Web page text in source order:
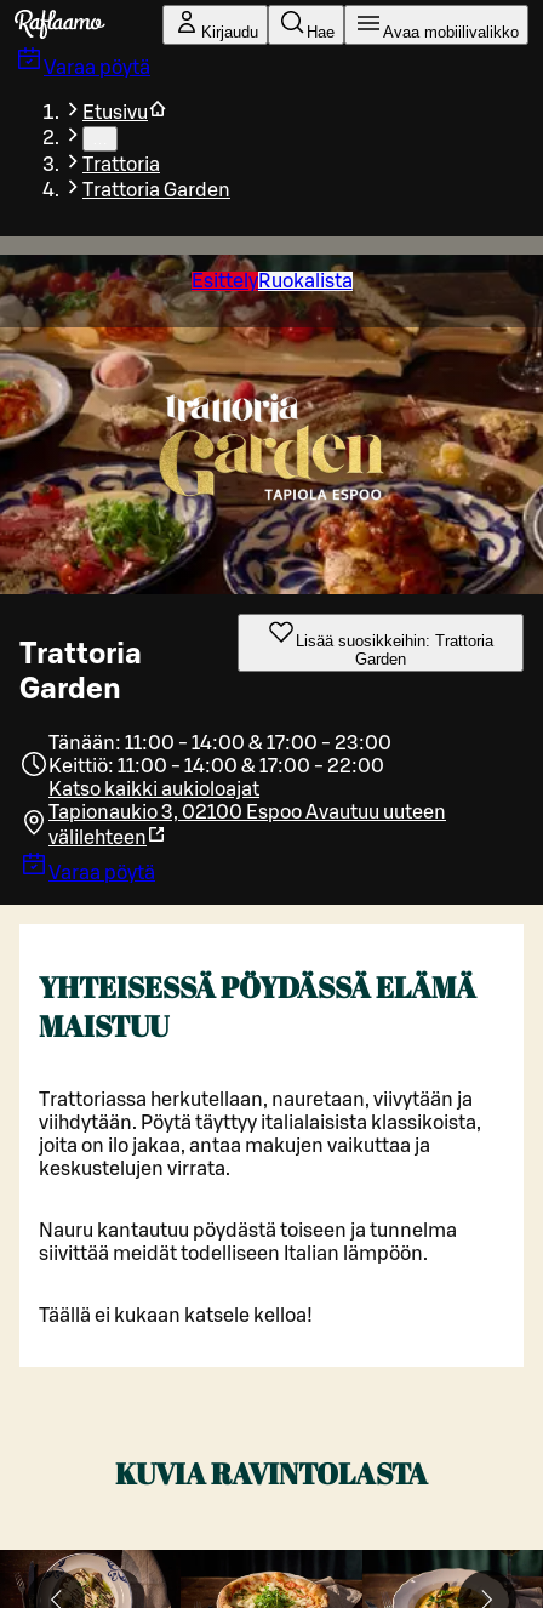
Siirry pääsisältöön
Kirjaudu Hae Avaa mobiilivalikko
Varaa pöytä
Etusivu
Trattoria
Trattoria Garden
EsittelyRuokalista
Trattoria
Garden
Lisää suosikkeihin: Trattoria
Garden
Tänään: 11:00 - 14:00 & 17:00 - 23:00
Keittiö: 11:00 - 14:00 & 17:00 - 22:00
Katso kaikki aukioloajat
Tapionaukio 3, 02100 EspooAvautuu uuteen
välilehteen
Varaa pöytä
YHTEISESSÄ PÖYDÄSSÄ ELÄMÄ
MAISTUU
Trattoriassa herkutellaan, nauretaan, viivytään ja
viihdytään. Pöytä täyttyy italialaisista klassikoista,
joita on ilo jakaa, antaa makujen vaikuttaa ja
keskustelujen virrata.
Nauru kantautuu pöydästä toiseen ja tunnelma
siivittää meidät todelliseen Italian lämpöön.
Täällä ei kukaan katsele kelloa!
KUVIA RAVINTOLASTA